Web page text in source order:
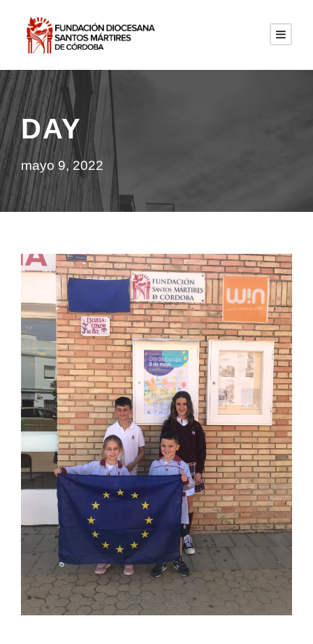
DAY
mayo 9, 2022